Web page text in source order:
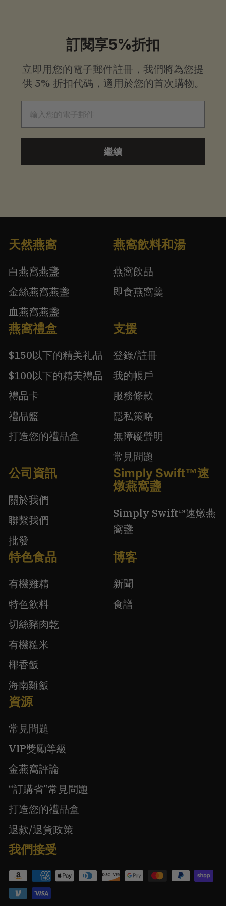
訂閱享5%折扣
立即用您的電子郵件註冊，我們將為您提
供 5% 折扣代碼，適用於您的首次購物。
繼續
天然燕窩
白燕窩燕盞
金絲燕窩燕盞
血燕窩燕盞
燕窩飲料和湯
燕窩飲品
即食燕窩羹
燕窩禮盒
$150以下的精美礼品
$100以下的精美禮品
禮品卡
禮品籃
打造您的禮品盒
支援
登錄/註冊
我的帳戶
服務條款
隱私策略
無障礙聲明
常見問題
公司資訊
關於我們
聯繫我們
批發
Simply Swift™速
燉燕窩盞
Simply Swift™速燉燕
窩盞
特色食品
有機雞精
特色飲料
切絲豬肉乾
有機糙米
椰香飯
海南雞飯
博客
新聞
食譜
資源
常見問題
VIP獎勵等級
金燕窩評論
“訂購省”常見問題
打造您的禮品盒
退款/退貨政策
我們接受